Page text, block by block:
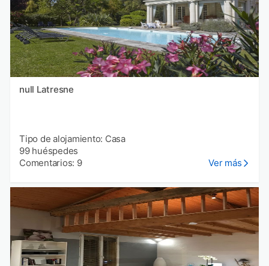
null Latresne
Tipo de alojamiento: Casa
99 huéspedes
Comentarios: 9
Ver más